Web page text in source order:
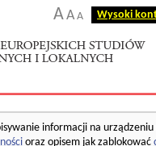
AA A Wysoki
informacji na
oraz opisem jak zablokować